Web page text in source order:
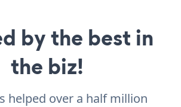
by the best in
the biz!
helped over a half million